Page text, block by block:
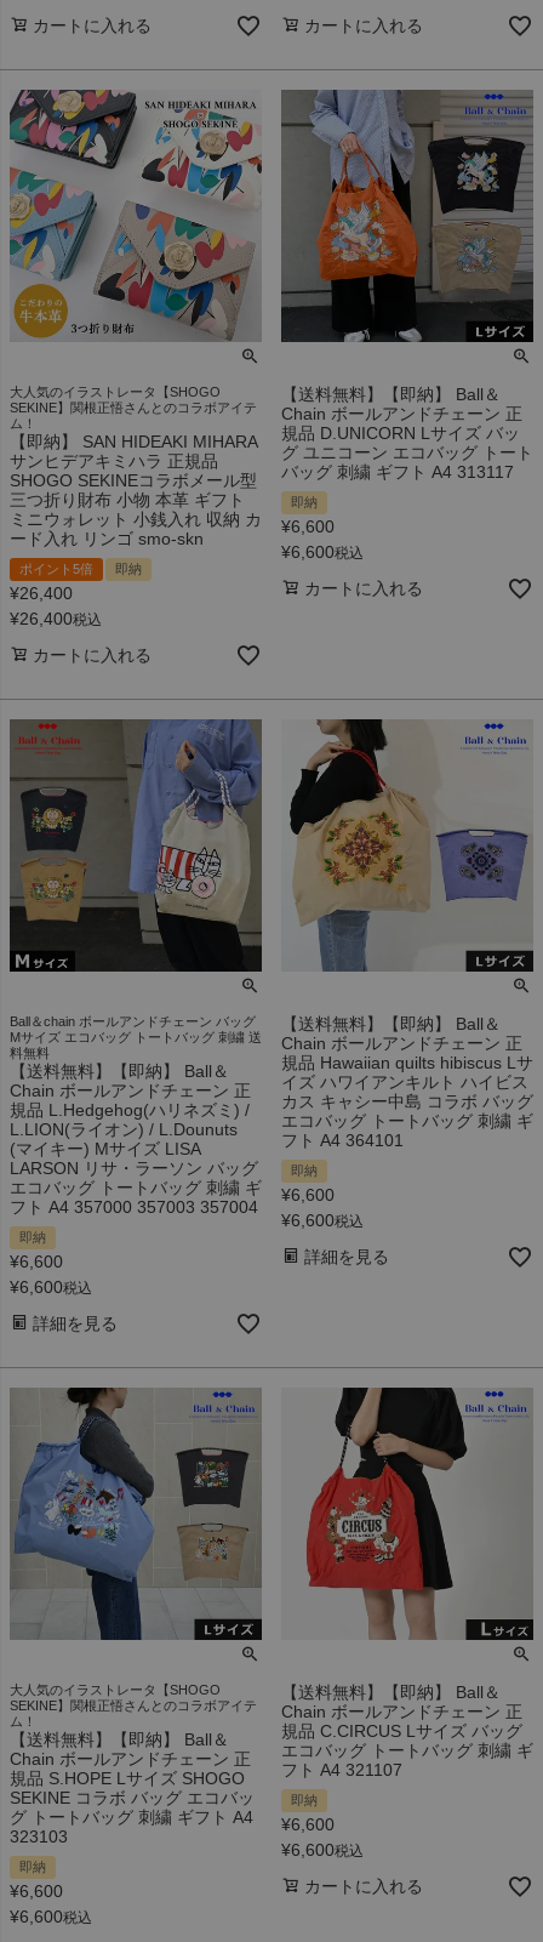
カートに入れる カートに入れる
大人気のイラストレータ【SHOGO
SEKINE】関根正悟さんとのコラボアイテ
ム！
【即納】 SAN HIDEAKI MIHARA
サンヒデアキミハラ 正規品
SHOGO SEKINEコラボメール型
三つ折り財布 小物 本革 ギフト
ミニウォレット 小銭入れ 収納 カ
ード入れ リンゴ smo-skn
ポイント5倍 即納
¥26,400
¥26,400税込
カートに入れる
【送料無料】【即納】 Ball＆
Chain ボールアンドチェーン 正
規品 D.UNICORN Lサイズ バッ
グ ユニコーン エコバッグ トート
バッグ 刺繍 ギフト A4 313117
即納
¥6,600
¥6,600税込
カートに入れる
Ball＆chain ボールアンドチェーン バッグ
Mサイズ エコバッグ トートバッグ 刺繍 送
料無料
【送料無料】【即納】 Ball＆
Chain ボールアンドチェーン 正
規品 L.Hedgehog(ハリネズミ) /
L.LION(ライオン) / L.Dounuts
(マイキー) Mサイズ LISA
LARSON リサ・ラーソン バッグ
エコバッグ トートバッグ 刺繍 ギ
フト A4 357000 357003 357004
即納
¥6,600
¥6,600税込
詳細を見る
【送料無料】【即納】 Ball＆
Chain ボールアンドチェーン 正
規品 Hawaiian quilts hibiscus Lサ
イズ ハワイアンキルト ハイビス
カス キャシー中島 コラボ バッグ
エコバッグ トートバッグ 刺繍 ギ
フト A4 364101
即納
¥6,600
¥6,600税込
詳細を見る
大人気のイラストレータ【SHOGO
SEKINE】関根正悟さんとのコラボアイテ
ム！
【送料無料】【即納】 Ball＆
Chain ボールアンドチェーン 正
規品 S.HOPE Lサイズ SHOGO
SEKINE コラボ バッグ エコバッ
グ トートバッグ 刺繍 ギフト A4
323103
即納
¥6,600
¥6,600税込
【送料無料】【即納】 Ball＆
Chain ボールアンドチェーン 正
規品 C.CIRCUS Lサイズ バッグ
エコバッグ トートバッグ 刺繍 ギ
フト A4 321107
即納
¥6,600
¥6,600税込
カートに入れる